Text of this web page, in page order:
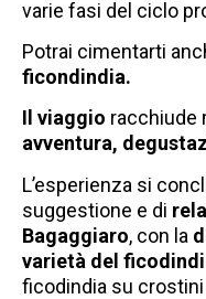
varie fasi del ciclo
Potrai cimentarti
ficondindia.
Il viaggio racchiude
avventura,
L’esperienza si
suggestione e di
Bagaggiaro, con la
varietà del
ficodindia su crostini